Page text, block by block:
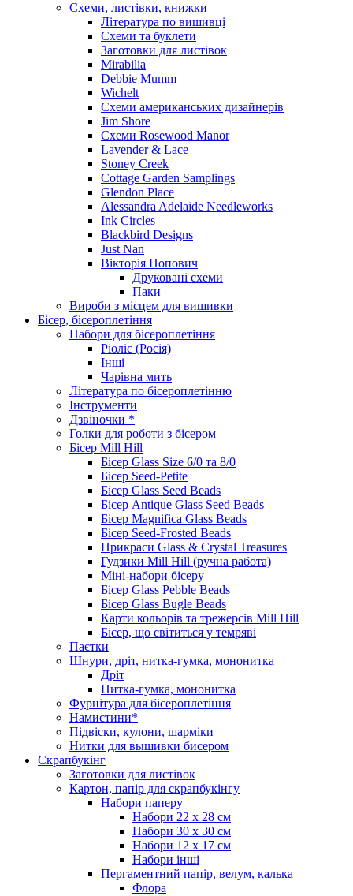
Схеми, листівки, книжки
Література по вишивці
Схеми та буклети
Заготовки для листівок
Mirabilia
Debbie Mumm
Wichelt
Схеми американських дизайнерів
Jim Shore
Cхеми Rosewood Manor
Lavender & Lace
Stoney Creek
Cottage Garden Samplings
Glendon Place
Alessandra Adelaide Needleworks
Ink Circles
Blackbird Designs
Just Nan
Вікторія Попович
Друковані схеми
Паки
Вироби з місцем для вишивки
Бісер, бісероплетіння
Набори для бісероплетіння
Ріоліс (Росія)
Інші
Чарівна мить
Література по бісероплетінню
Інструменти
Дзвіночки *
Голки для роботи з бісером
Бісер Mill Hill
Бісер Glass Size 6/0 та 8/0
Бісер Seed-Petite
Бісер Glass Seed Beads
Бісер Antique Glass Seed Beads
Бісер Magnifica Glass Beads
Бісер Seed-Frosted Beads
Прикраси Glass & Crystal Treasures
Гудзики Mill Hill (ручна работа)
Міні-набори бісеру
Бісер Glass Pebble Beads
Бісер Glass Bugle Beads
Карти кольорів та трежерсів Mill Hill
Бісер, що світиться у темряві
Паєтки
Шнури, дріт, нитка-гумка, мононитка
Дріт
Нитка-гумка, мононитка
Фурнітура для бісероплетіння
Намистини*
Підвіски, кулони, шарміки
Нитки для вышивки бисером
Скрапбукінг
Заготовки для листівок
Картон, папір для скрапбукінгу
Набори паперу
Набори 22 х 28 см
Набори 30 х 30 см
Набори 12 х 17 см
Набори інші
Пергаментний папір, велум, калька
Флора